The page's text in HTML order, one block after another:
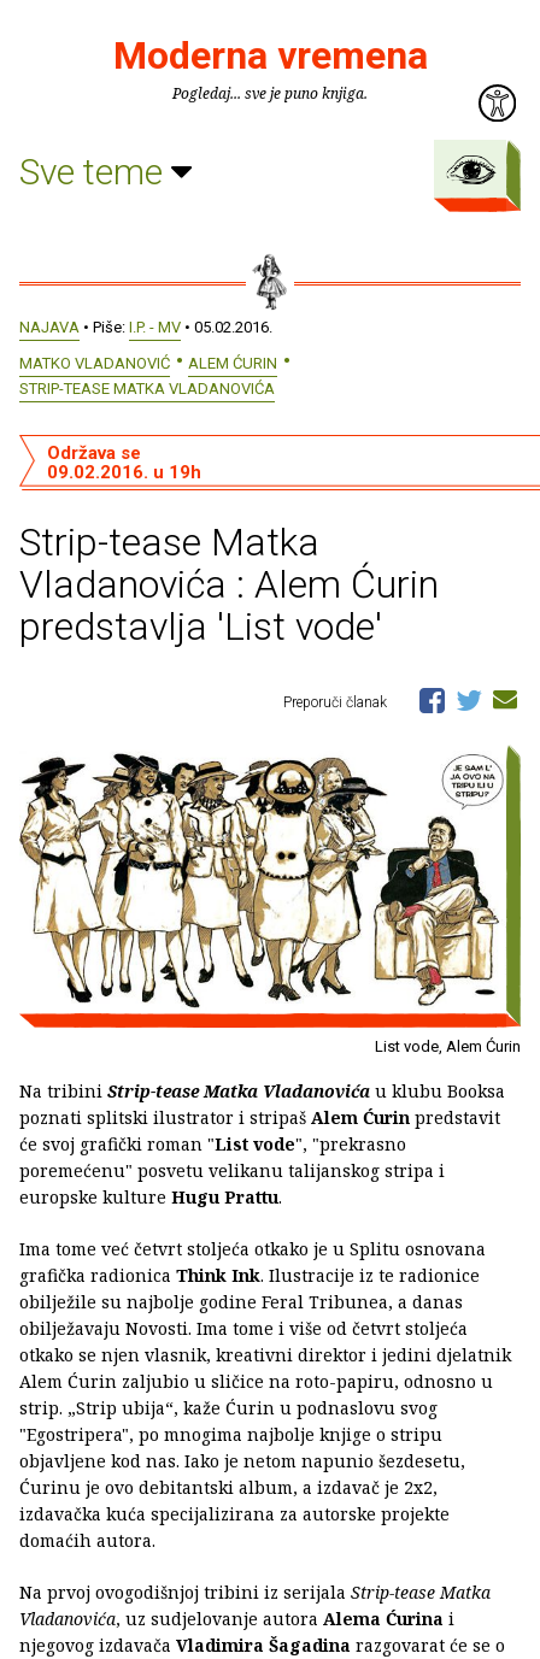
Moderna vremena
Pogledaj... sve je puno knjiga.
Sve teme
NAJAVA • Piše: I.P. - MV • 05.02.2016.
MATKO VLADANOVIĆ
ALEM ĆURIN
STRIP-TEASE MATKA VLADANOVIĆA
Strip-tease Matka
Vladanovića : Alem Ćurin
predstavlja 'List vode'
Održava se
09.02.2016. u 19h
Preporuči članak
List vode, Alem Ćurin
Na tribini Strip-tease Matka Vladanovića u klubu Booksa
poznati splitski ilustrator i stripaš Alem Ćurin predstavit
će svoj grafički roman "List vode", "prekrasno
poremećenu" posvetu velikanu talijanskog stripa i
europske kulture Hugu Prattu.
Ima tome već četvrt stoljeća otkako je u Splitu osnovana
grafička radionica Think Ink. Ilustracije iz te radionice
obilježile su najbolje godine Feral Tribunea, a danas
obilježavaju Novosti. Ima tome i više od četvrt stoljeća
otkako se njen vlasnik, kreativni direktor i jedini djelatnik
Alem Ćurin zaljubio u sličice na roto-papiru, odnosno u
strip. „Strip ubija“, kaže Ćurin u podnaslovu svog
"Egostripera", po mnogima najbolje knjige o stripu
objavljene kod nas. Iako je netom napunio šezdesetu,
Ćurinu je ovo debitantski album, a izdavač je 2x2,
izdavačka kuća specijalizirana za autorske projekte
domaćih autora.
Na prvoj ovogodišnjoj tribini iz serijala Strip-tease Matka
Vladanovića, uz sudjelovanje autora Alema Ćurina i
njegovog izdavača Vladimira Šagadina razgovarat će se o